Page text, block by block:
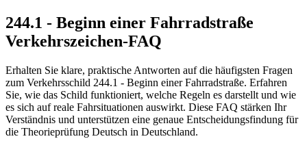
244.1 - Beginn einer Fahrradstraße
Verkehrszeichen-FAQ
Erhalten Sie klare, praktische Antworten auf die häufigsten Fragen
zum Verkehrsschild 244.1 - Beginn einer Fahrradstraße. Erfahren
Sie, wie das Schild funktioniert, welche Regeln es darstellt und wie
es sich auf reale Fahrsituationen auswirkt. Diese FAQ stärken Ihr
Verständnis und unterstützen eine genaue Entscheidungsfindung für
die Theorieprüfung Deutsch in Deutschland.